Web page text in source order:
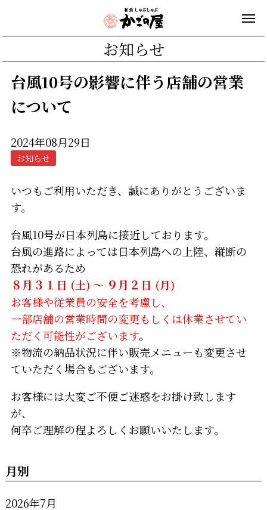
お知らせ
台風10号の影響に伴う店舗の営業
について
2024年08月29日
お知らせ
いつもご利用いただき、誠にありがとうございま
す。
台風10号が日本列島に接近しております。
台風の進路によっては日本列島への上陸、縦断の
恐れがあるため
８月３１日 (土) ～ ９月２日 (月)
お客様や従業員の安全を考慮し、
一部店舗の営業時間の変更もしくは休業させてい
ただく可能性がございます。
※物流の納品状況に伴い販売メニューも変更させ
ていただく場合もございます。
お客様には大変ご不便ご迷惑をお掛け致します
が、
何卒ご理解の程よろしくお願いいたします。
月別
2026年7月